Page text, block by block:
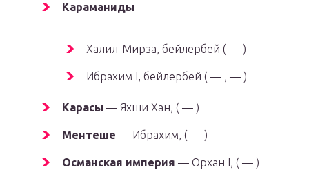
Караманиды —
Халил-Мирза, бейлербей ( — )
Ибрахим I, бейлербей ( — , — )
Карасы — Яхши Хан, ( — )
Ментеше — Ибрахим, ( — )
Османская империя — Орхан I, ( — )